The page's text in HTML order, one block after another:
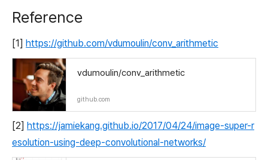
Reference
[1] https://github.com/vdumoulin/conv_arithmetic
vdumoulin/conv_arithmetic
github.com
[2] https://jamiekang.github.io/2017/04/24/image-super-r
esolution-using-deep-convolutional-networks/